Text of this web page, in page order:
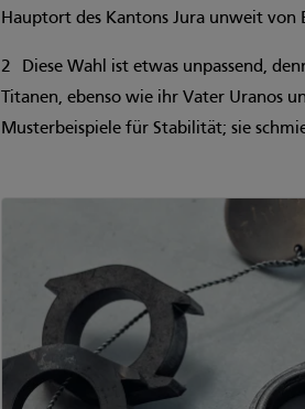
Hauptort des Kantons Jura unweit von
2 Diese Wahl ist etwas unpassend,
Titanen, ebenso wie ihr Vater Uranos
Musterbeispiele für Stabilität; sie